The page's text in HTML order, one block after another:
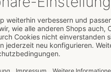
95D/2XL
90E/XL
XL